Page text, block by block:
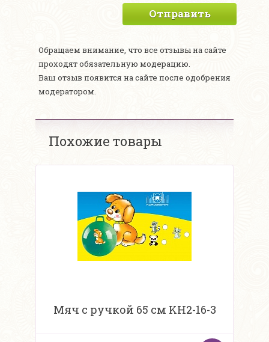
Отправить
Обращаем внимание, что все отзывы на сайте
проходят обязательную модерацию.
Ваш отзыв появится на сайте после одобрения
модератором.
Похожие товары
Мяч с ручкой 65 см KH2-16-3